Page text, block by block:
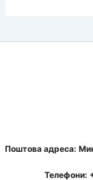
Поштова адреса:
Телефони: